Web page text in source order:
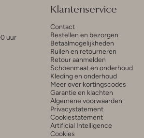
uur
Klantenservice
Contact
Bestellen en bezorgen
Betaalmogelijkheden
Ruilen en retourneren
Retour aanmelden
Schoenmaat en onderhoud
Kleding en onderhoud
Meer over kortingscodes
Garantie en klachten
Algemene voorwaarden
Privacystatement
Cookiestatement
Artificial Intelligence
Cookies